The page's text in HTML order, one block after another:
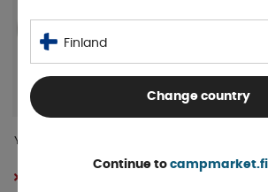
Yachtsafe Kaukosäädin W010
Finland
Change country
Continue to campmarket.fi